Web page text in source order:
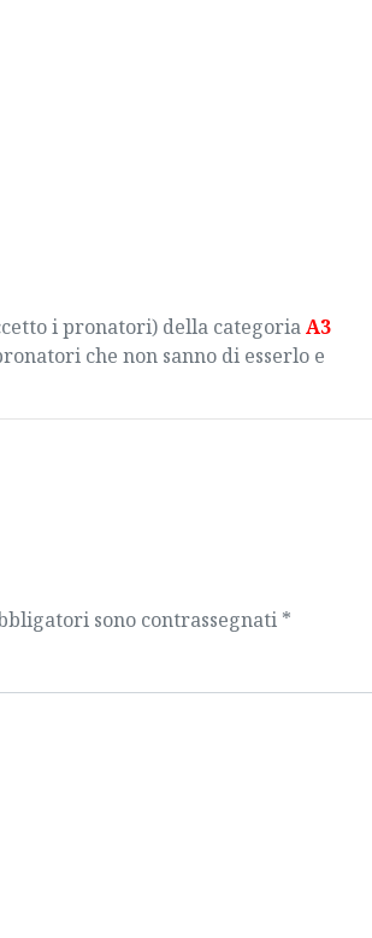
i pronatori) della categoriaA3
che non sanno di esserlo e
sono contrassegnati *